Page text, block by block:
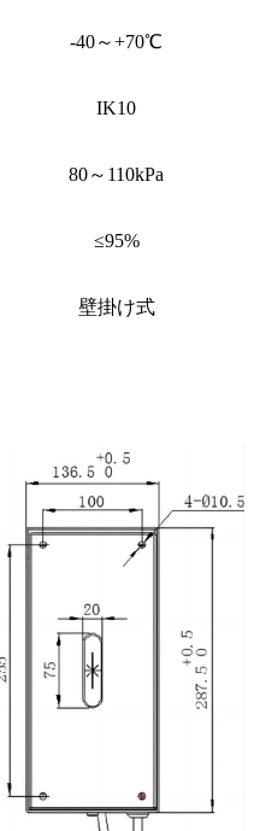
-40～+70℃
IK10
80～110kPa
≤95%
壁掛け式